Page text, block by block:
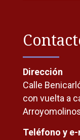
Dirección
Calle
con vuelta a
Teléfono y